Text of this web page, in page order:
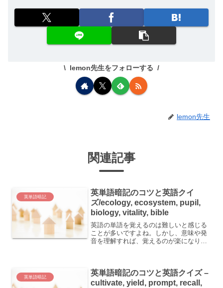
lemon先生をフォローする
lemon先生
関連記事
英単語暗記
英単語暗記のコツと英語クイ
ズ/ecology, ecosystem, pupil,
biology, vitality, bible
英語の単語を覚えるのは難しいと感じる
ことが多いですよね。しかし、意味や発
音を理解すれば、覚えるのが楽になりま
英単語暗記
英単語暗記のコツと英語クイズ –
cultivate, yield, prompt, recall,